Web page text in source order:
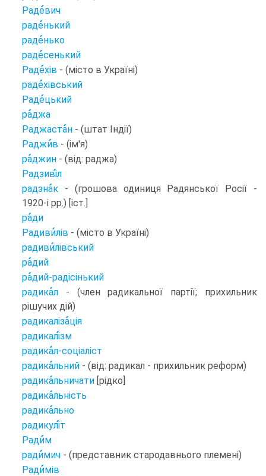
Радевич
раденький
раденько
радесенький
Радехів - (місто в Україні)
радехівський
Радецький
раджа
Раджастан - (штат Індії)
Раджив - (ім'я)
раджин - (від: раджа)
Радзивіл
радзнак - (грошова одиниця Радянської Росії -
1920-і рр.) [іст.]
ради
Радивилів - (місто в Україні)
радивилівський
радий
радий-радісінький
радикал - (член радикальної партії; прихильник
рішучих дій)
радикалізація
радикалізм
радикал-соціаліст
радикальний - (від: радикал - прихильник реформ)
радикальничати [рідко]
радикальність
радикально
радикуліт
Радим
радимич - (представник стародавнього племені)
Радимів